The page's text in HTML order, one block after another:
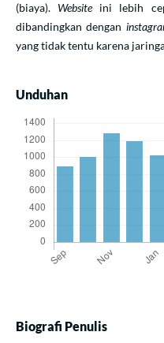
(biaya). Website ini lebih
dibandingkan dengan
yang tidak tentu karena
Unduhan
Biografi Penulis